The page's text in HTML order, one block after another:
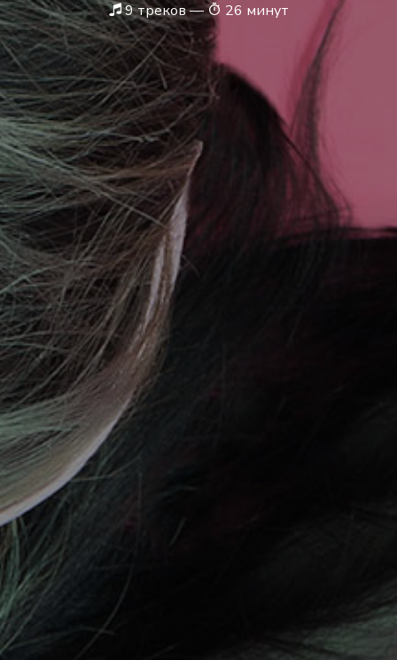
9 треков — 26 минут